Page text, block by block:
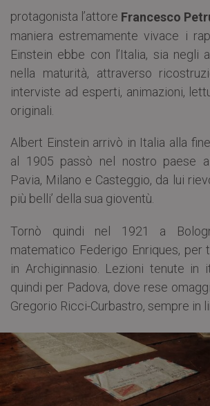
protagonista l’attore Francesco
maniera estremamente vivace i
Einstein ebbe con l’Italia, sia negli
nella maturità, attraverso
interviste ad esperti, animazioni,
originali.
Albert Einstein arrivò in Italia alla
al 1905 passò nel nostro paese
Pavia, Milano e Casteggio, da lui
più belli’ della sua gioventù.
Tornò quindi nel 1921 a
matematico Federigo Enriques, per
in Archiginnasio. Lezioni tenute in
quindi per Padova, dove rese
Gregorio Ricci-Curbastro, sempre in